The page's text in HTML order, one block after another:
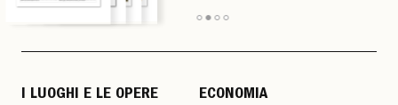
I LUOGHI E LE OPERE ECONOMIA